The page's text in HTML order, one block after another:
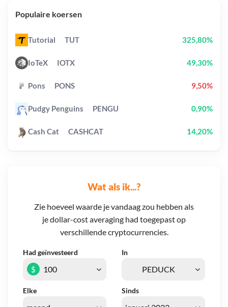
Wat als ik...?
Zie hoeveel waarde je vandaag zou hebben als
je dollar-cost averaging had toegepast op
verschillende cryptocurrencies.
Had geïnvesteerd In
Elke Sinds
$
Populaire koersen
Tutorial TUT 325,80%
IoTeX IOTX 49,30%
Pons PONS 9,50%
Pudgy Penguins PENGU 0,90%
Cash Cat CASHCAT 14,20%